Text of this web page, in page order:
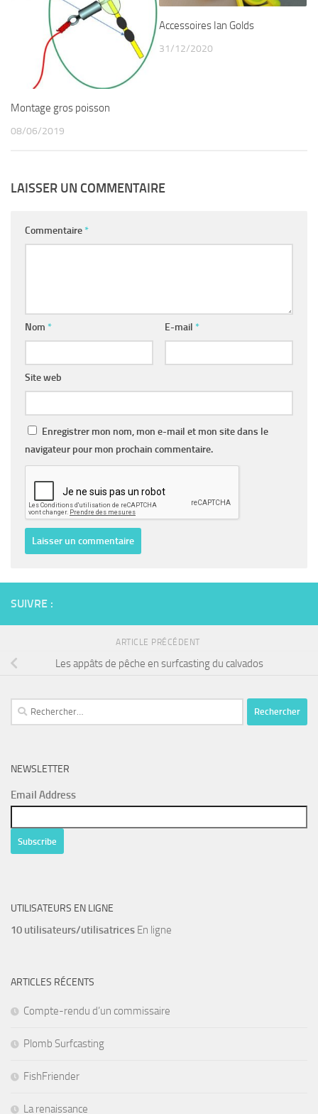
Montage gros poisson
08/06/2019
Accessoires Ian Golds
31/12/2020
LAISSER UN COMMENTAIRE
Commentaire *
Nom * E-mail *
Site web
Enregistrer mon nom, mon e-mail et mon site dans le
navigateur pour mon prochain commentaire.
SUIVRE :
ARTICLE PRÉCÉDENT
Les appâts de pêche en surfcasting du calvados
Rechercher :
NEWSLETTER
Email Address
UTILISATEURS EN LIGNE
10 utilisateurs/utilisatrices En ligne
ARTICLES RÉCENTS
Compte-rendu d’un commissaire
Plomb Surfcasting
FishFriender
La renaissance